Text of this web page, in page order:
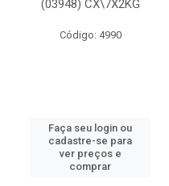
(03948) CX\7X2KG
Código: 4990
Faça seu login ou
cadastre-se para
ver preços e
comprar